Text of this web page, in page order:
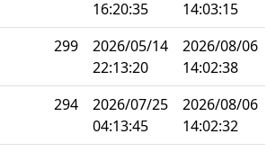
16:20:35
14:03:15
299
2026/05/14
22:13:20
2026/08/06
14:02:38
294
2026/07/25
04:13:45
2026/08/06
14:02:32